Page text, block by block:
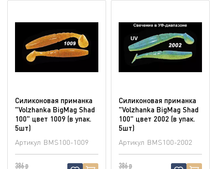
Силиконовая приманка
"Volzhanka BigMag Shad
100" цвет 1009 (в упак.
5шт)
Артикул BMS100-1009
386 р
Силиконовая приманка
"Volzhanka BigMag Shad
100" цвет 2002 (в упак.
5шт)
Артикул BMS100-2002
386 р